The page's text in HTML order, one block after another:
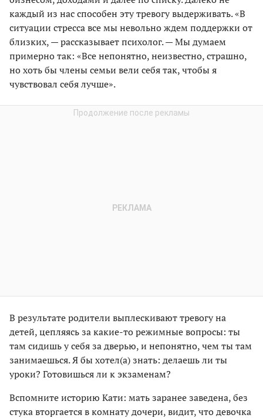
каждый из нас способен эту тревогу выдерживать. «В
ситуации стресса все мы невольно ждем поддержки от
близких, — рассказывает психолог. — Мы думаем
примерно так: «Все непонятно, неизвестно, страшно,
но хоть бы члены семьи вели себя так, чтобы я
чувствовал себя лучше».
В результате родители выплескивают тревогу на
детей, цепляясь за какие-то режимные вопросы: ты
там сидишь у себя за дверью, и непонятно, чем ты там
занимаешься. Я бы хотел(а) знать: делаешь ли ты
уроки? Готовишься ли к экзаменам?
Вспомните историю Кати: мать заранее заведена, без
стука вторгается в комнату дочери, видит, что девочка